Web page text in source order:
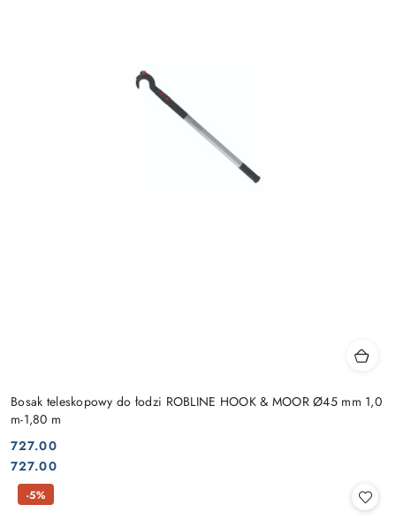
Bosak teleskopowy do łodzi ROBLINE HOOK & MOOR Ø45 mm 1,0
m-1,80 m
Cena:
727.00
Cena:
727.00
-5%